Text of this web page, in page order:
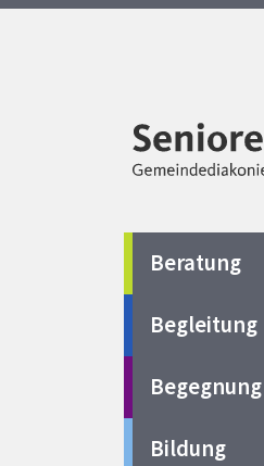
Beratung
Begleitung
Begegnung
Bildung